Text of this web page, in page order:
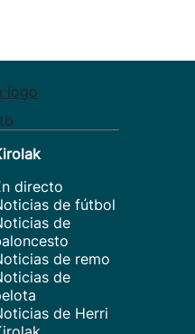
directo
de fútbol
de
de remo
de
de Herri